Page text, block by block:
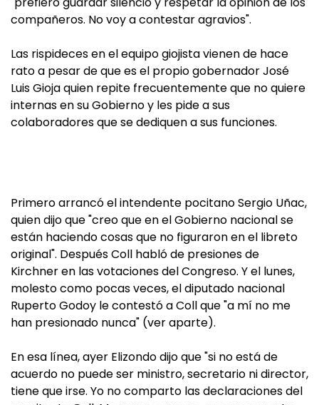
compañeros. No voy a contestar agravios".
Las rispideces en el equipo giojista vienen de hace
rato a pesar de que es el propio gobernador José
Luis Gioja quien repite frecuentemente que no quiere
internas en su Gobierno y les pide a sus
colaboradores que se dediquen a sus funciones.
Primero arrancó el intendente pocitano Sergio Uñac,
quien dijo que "creo que en el Gobierno nacional se
están haciendo cosas que no figuraron en el libreto
original". Después Coll habló de presiones de
Kirchner en las votaciones del Congreso. Y el lunes,
molesto como pocas veces, el diputado nacional
Ruperto Godoy le contestó a Coll que "a mí no me
han presionado nunca" (ver aparte).
En esa línea, ayer Elizondo dijo que "si no está de
acuerdo no puede ser ministro, secretario ni director,
tiene que irse. Yo no comparto las declaraciones del